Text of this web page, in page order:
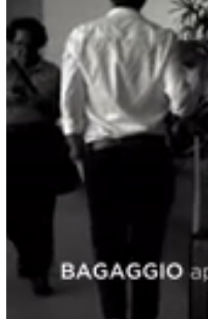
BOLSAS
Ver todos
Bolsa de Ombro
Bolsa Transversal
Bolsa De Mão
Shoulder Bag
Bolsa Mochila
Pastas
Ver Todos
Linha Maternidade
ACESSÓRIOS
Organizador de Mala
Capa de Mala